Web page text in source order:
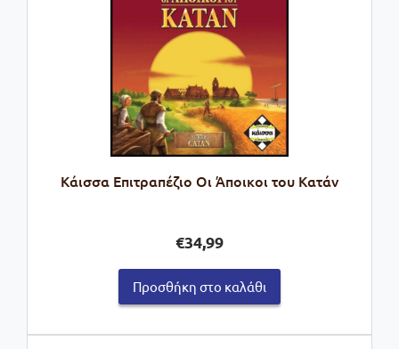
Kάισσα Επιτραπέζιο Οι Άποικοι του Κατάν
€34,99
Προσθήκη στο καλάθι